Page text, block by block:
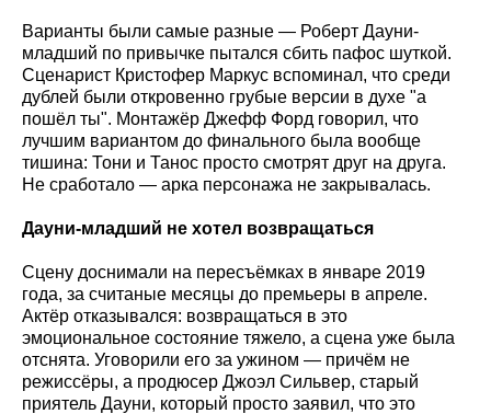
Варианты были самые разные — Роберт Дауни-
младший по привычке пытался сбить пафос шуткой.
Сценарист Кристофер Маркус вспоминал, что среди
дублей были откровенно грубые версии в духе "а
пошёл ты". Монтажёр Джефф Форд говорил, что
лучшим вариантом до финального была вообще
тишина: Тони и Танос просто смотрят друг на друга.
Не сработало — арка персонажа не закрывалась.
Дауни-младший не хотел возвращаться
Сцену доснимали на пересъёмках в январе 2019
года, за считаные месяцы до премьеры в апреле.
Актёр отказывался: возвращаться в это
эмоциональное состояние тяжело, а сцена уже была
отснята. Уговорили его за ужином — причём не
режиссёры, а продюсер Джоэл Сильвер, старый
приятель Дауни, который просто заявил, что это